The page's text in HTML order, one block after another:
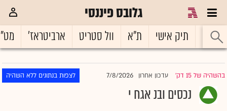
גלובס פיננסי
ראשי תיק אישי ת"א וול סטריט ארביטראז'
בהשהיה של 15 דק' |עדכון אחרון 7/8/2026 לצפות בנתונים ללא השהיה
נכסים ובנ אגח י